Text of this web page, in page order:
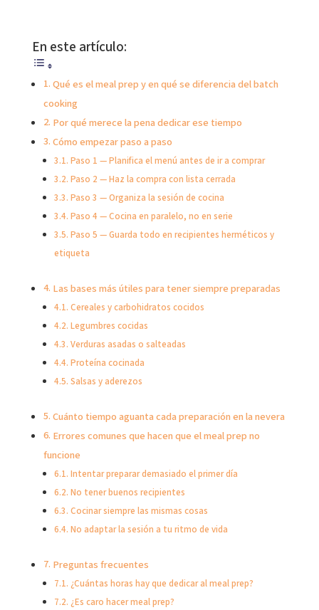
En este artículo:
Qué es el meal prep y en qué se diferencia del batch
cooking
Por qué merece la pena dedicar ese tiempo
Cómo empezar paso a paso
Paso 1 — Planifica el menú antes de ir a comprar
Paso 2 — Haz la compra con lista cerrada
Paso 3 — Organiza la sesión de cocina
Paso 4 — Cocina en paralelo, no en serie
Paso 5 — Guarda todo en recipientes herméticos y
etiqueta
Las bases más útiles para tener siempre preparadas
Cereales y carbohidratos cocidos
Legumbres cocidas
Verduras asadas o salteadas
Proteína cocinada
Salsas y aderezos
Cuánto tiempo aguanta cada preparación en la nevera
Errores comunes que hacen que el meal prep no
funcione
Intentar preparar demasiado el primer día
No tener buenos recipientes
Cocinar siempre las mismas cosas
No adaptar la sesión a tu ritmo de vida
Preguntas frecuentes
¿Cuántas horas hay que dedicar al meal prep?
¿Es caro hacer meal prep?